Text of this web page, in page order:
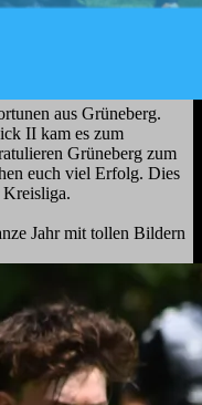
aus Grüneberg.
II kam es zum
Grüneberg zum
euch viel Erfolg. Dies
Kreisliga.
Jahr mit tollen Bildern